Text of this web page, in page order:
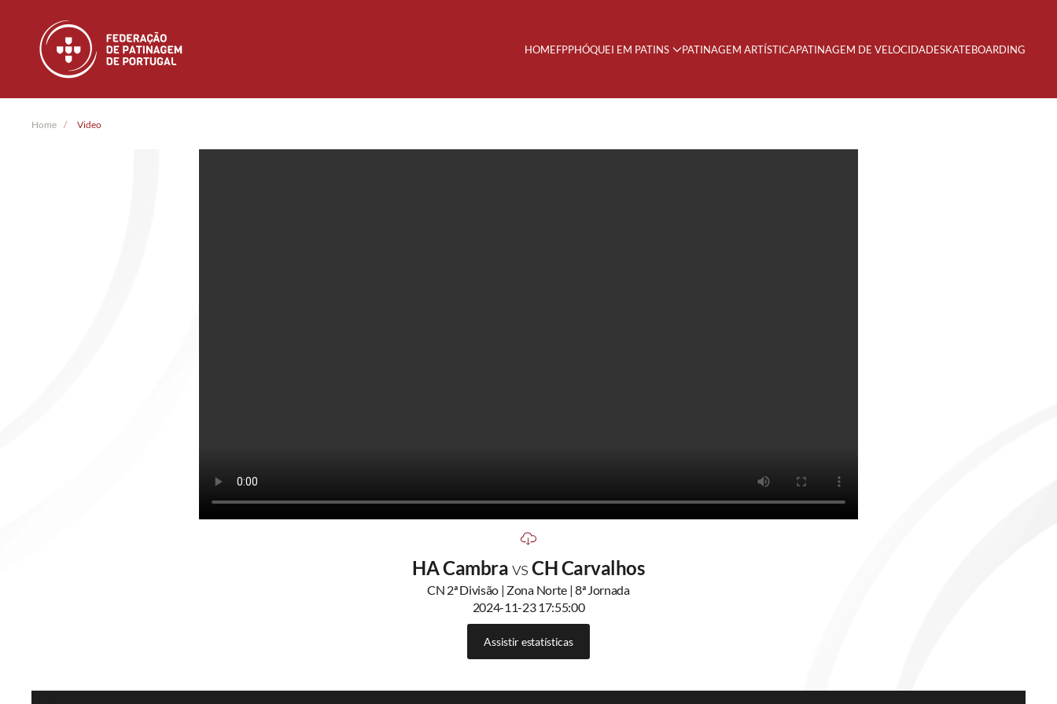
Skip to main content HOMEFPPHÓQUEI EM PATINS PATINAGEM ARTÍSTICAPATINAGEM DE VELOCIDADESKATEBOARDING
Home Video
HA CambravsCH Carvalhos
CN 2ª Divisão | Zona Norte | 8ª Jornada
2024-11-23 17:55:00
Assistir estatísticas